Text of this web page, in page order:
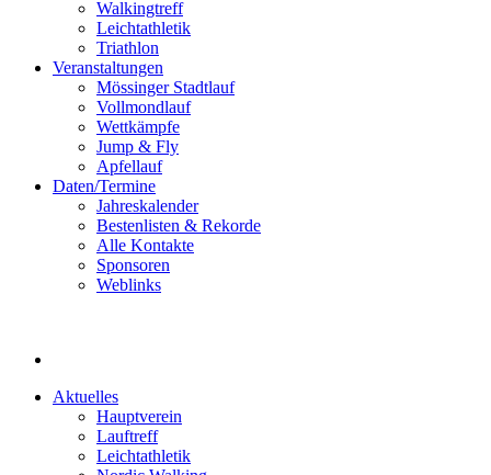
Walkingtreff
Leichtathletik
Triathlon
Veranstaltungen
Mössinger Stadtlauf
Vollmondlauf
Wettkämpfe
Jump & Fly
Apfellauf
Daten/Termine
Jahreskalender
Bestenlisten & Rekorde
Alle Kontakte
Sponsoren
Weblinks
Aktuelles
Hauptverein
Lauftreff
Leichtathletik